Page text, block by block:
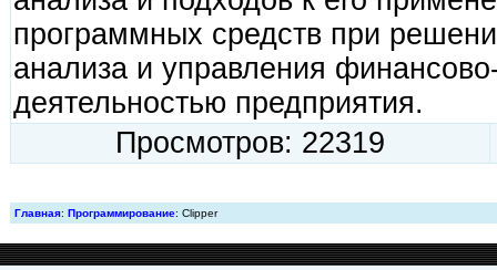
программных средств при
анализа и управления
деятельностью предприятия.
Просмотров: 22319
Главная: Программирование: Clipper